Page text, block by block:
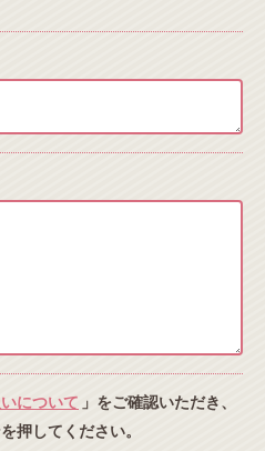
について 」をご確認いただき、
押してください。